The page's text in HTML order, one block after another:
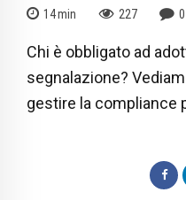
14min 227 0
Chi è obbligato ad
segnalazione?
gestire la compliance